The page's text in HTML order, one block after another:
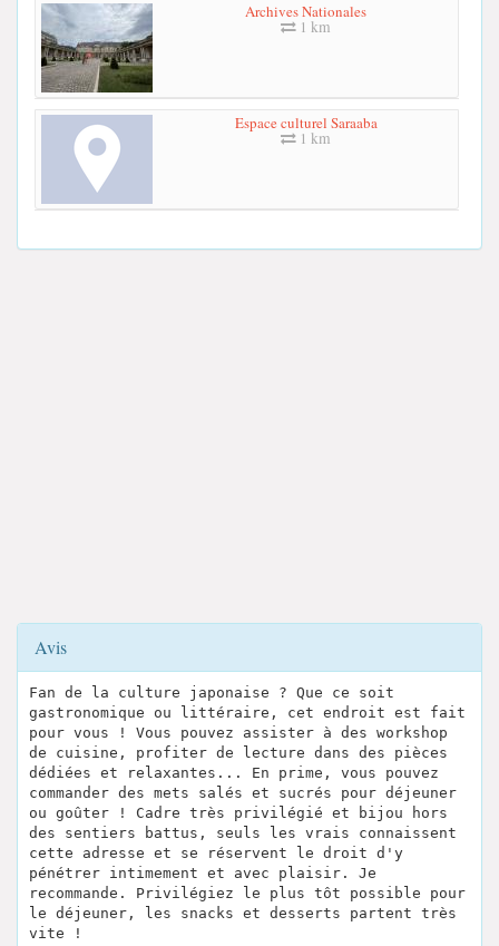
Archives Nationales
1 km
Espace culturel Saraaba
1 km
Avis
Fan de la culture japonaise ? Que ce soit
gastronomique ou littéraire, cet endroit est fait
pour vous ! Vous pouvez assister à des workshop
de cuisine, profiter de lecture dans des pièces
dédiées et relaxantes... En prime, vous pouvez
commander des mets salés et sucrés pour déjeuner
ou goûter ! Cadre très privilégié et bijou hors
des sentiers battus, seuls les vrais connaissent
cette adresse et se réservent le droit d'y
pénétrer intimement et avec plaisir. Je
recommande. Privilégiez le plus tôt possible pour
le déjeuner, les snacks et desserts partent très
vite !